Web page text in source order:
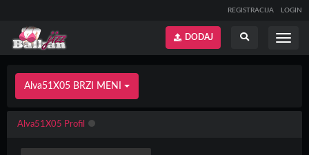
REGISTRACIJA LOGIN
Prikaži
DODAJ
Alva51X05 BRZI MENI
Alva51X05 Profil